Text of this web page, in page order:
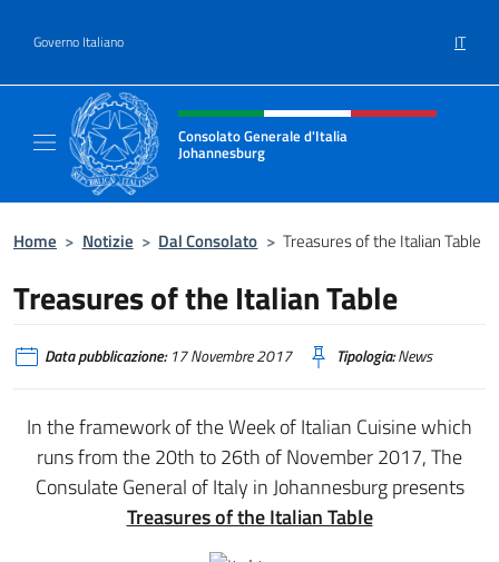
Governo Italiano IT
Intestazione sito, social e menù
Consolato Generale d'Italia
Johannesburg
Home > Notizie > Dal Consolato > Treasures of the Italian Table
Treasures of the Italian Table
Data pubblicazione:17 Novembre 2017 Tipologia:News
In the framework of the Week of Italian Cuisine which
runs from the 20th to 26th of November 2017, The
Consulate General of Italy in Johannesburg presents
Treasures of the Italian Table